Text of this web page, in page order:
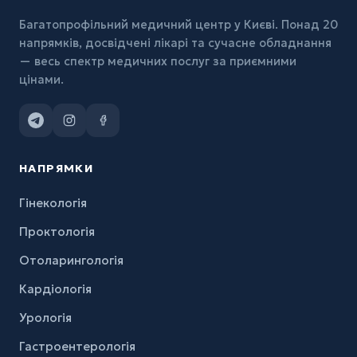
Багатопрофільний медичний центр у Києві. Понад 20
напрямків, досвідчені лікарі та сучасне обладнання
— весь спектр медичних послуг за приємними
цінами.
НАПРЯМКИ
Гінекологія
Проктологія
Отоларингологія
Кардіологія
Урологія
Гастроентерологія